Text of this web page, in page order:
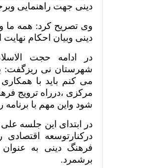
دینی جهت راهنمایی
وی تصریح کرد: همه ما
دینی وبیان احکام نهایت
در ادامه حجت
شهرستان نی ریزگفت:
می کنم باید با
مرکزی ،درراه ترویج
شود واین مهم با
در ابتدای این جلسه
درکنارتوسعه
فرهنگ دینی به
برشمرد.